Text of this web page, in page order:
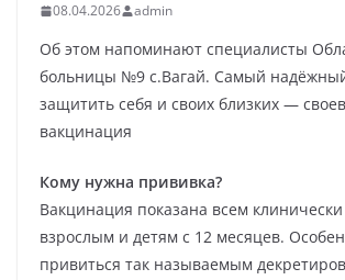
08.04.2026 admin
Об этом напоминают специалисты
больницы №9 с.Вагай. Самый
защитить себя и своих близких —
вакцинация
Кому нужна прививка?
Вакцинация показана всем
взрослым и детям с 12 месяцев.
привиться так называемым